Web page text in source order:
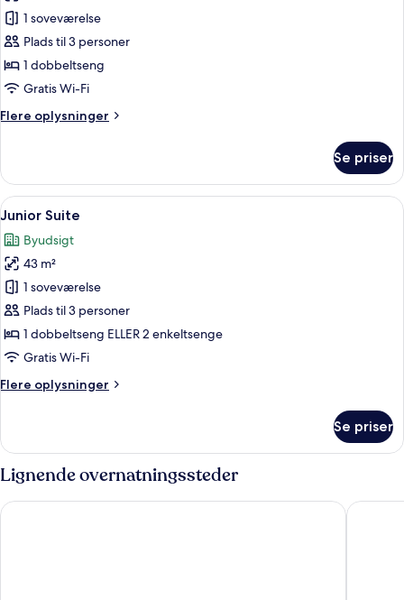
Junior
View
Suite
1 soveværelse
Plads til 3 personer
1 dobbeltseng
Gratis Wi-Fi
Flere oplysninger
Flere
View
Suite
Se priser
Indlæs
alle
billeder
af
Junior
Suite
Junior Suite | Minibar, pengeskab
5
Junior Suite
Byudsigt
43 m²
1 soveværelse
Plads til 3 personer
1 dobbeltseng ELLER 2 enkeltsenge
Gratis Wi-Fi
Flere oplysninger
Flere
Suite
Se priser
Lignende overnatningssteder
Kiang Haad Beach Hua Hin G Hua